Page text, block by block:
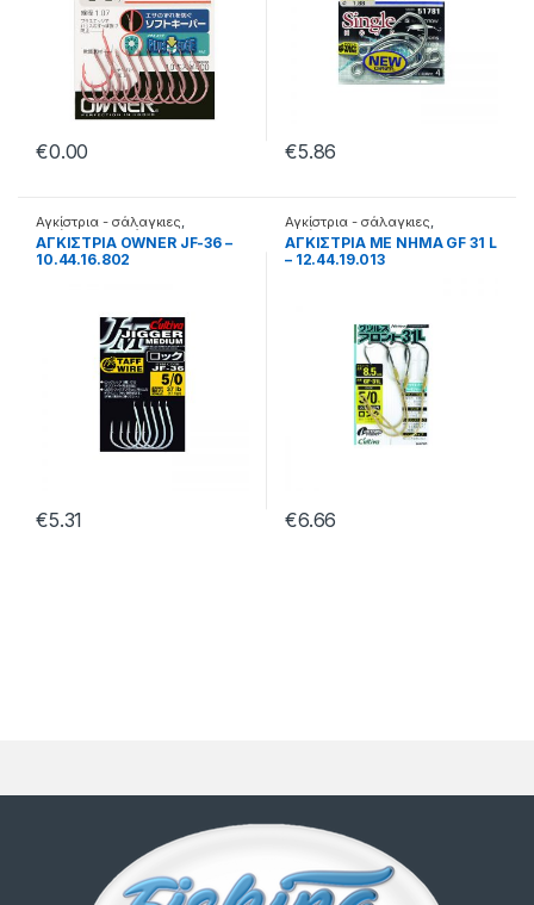
€0.00 €5.86
Αγκίστρια - σάλαγκιες
Αγκίστρια σε φάκελα
ΑΓΚΙΣΤΡΙΑ OWNER JF-36 –
10.44.16.802
€5.31
Αγκίστρια - σάλαγκιες
Αγκίστρια Jigging
ΑΓΚΙΣΤΡΙΑ ΜΕ ΝΗΜΑ GF 31 L
– 12.44.19.013
€6.66